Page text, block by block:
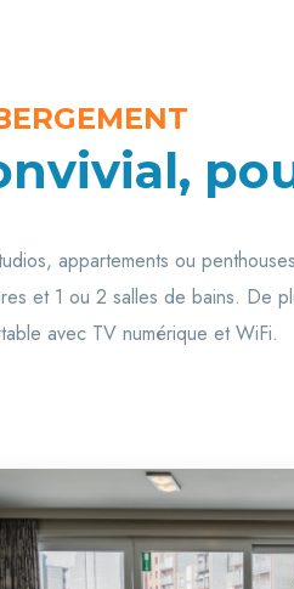
appartements ou
et 1 ou 2 salles de bains. De
avec TV numérique et WiFi.